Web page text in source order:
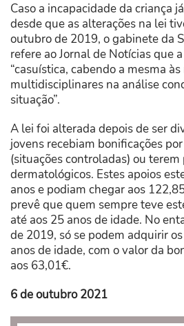
Caso a incapacidade da criança
desde que as alterações na lei
outubro de 2019, o gabinete da
refere ao Jornal de Notícias que
“casuística, cabendo a mesma
multidisciplinares na análise
situação”.
A lei foi alterada depois de ser
jovens recebiam bonificações
(situações controladas) ou
dermatológicos. Estes apoios
anos e podiam chegar aos
prevê que quem sempre teve
até aos 25 anos de idade. No
de 2019, só se podem adquirir
anos de idade, com o valor da
aos 63,01€.
6 de outubro 2021